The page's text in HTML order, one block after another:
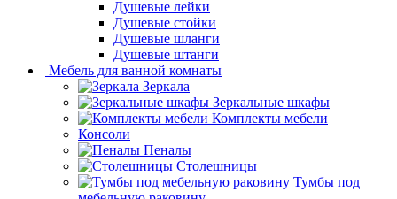
Душевые лейки
Душевые стойки
Душевые шланги
Душевые штанги
Мебель для ванной комнаты
Зеркала
Зеркальные шкафы
Комплекты мебели
Консоли
Пеналы
Столешницы
Тумбы под